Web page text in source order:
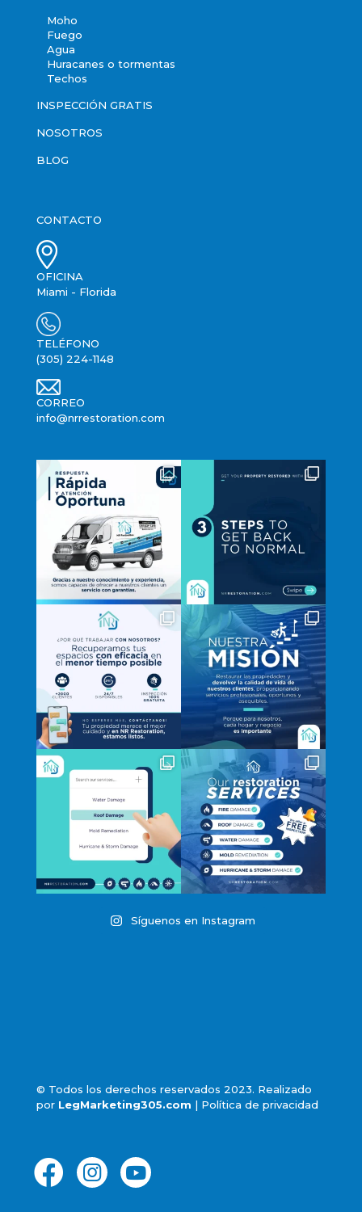
Moho
Fuego
Agua
Huracanes o tormentas
Techos
INSPECCIÓN GRATIS
NOSOTROS
BLOG
CONTACTO
OFICINA
Miami - Florida
TELÉFONO
(305) 224-1148
CORREO
info@nrrestoration.com
Síguenos en Instagram
© Todos los derechos reservados 2023. Realizado
por LegMarketing305.com | Política de privacidad